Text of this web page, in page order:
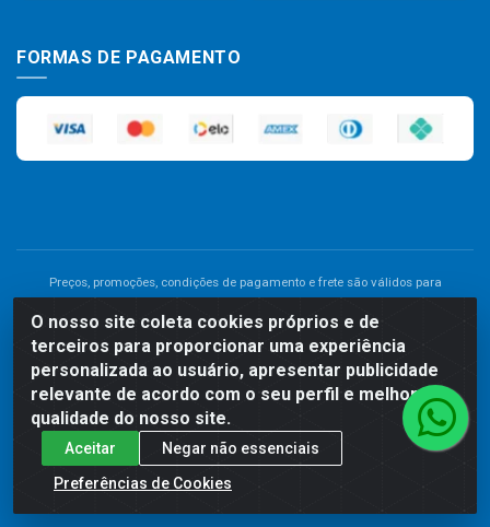
O nosso site coleta cookies próprios e de
terceiros para proporcionar uma experiência
personalizada ao usuário, apresentar publicidade
relevante de acordo com o seu perfil e melhorar a
qualidade do nosso site.
Aceitar
Negar não essenciais
Preferências de Cookies
FORMAS DE PAGAMENTO
Preços, promoções, condições de pagamento e frete são válidos para
preço de um produto, será válido o preço que for exibido no carrinho de
compras do site no momento do pagamento. As vendas estão sujeitas a
análise e disponibilidade do estoque. Imagens de produtos meramente
Comercial de Construção 2001 LTDA - Av. Congresso
Eucarístico, 1179 - São José, Carpina - PE - CEP: 55811-000 -
70.220.389/0001-66